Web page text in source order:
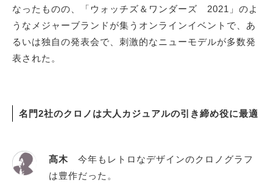
なったものの、「ウォッチズ＆ワンダーズ 2021」のよ
うなメジャーブランドが集うオンラインイベントで、あ
るいは独自の発表会で、刺激的なニューモデルが多数発
表された。
名門2社のクロノは大人カジュアルの引き締め役に最適
髙木 今年もレトロなデザインのクロノグラフ
は豊作だった。